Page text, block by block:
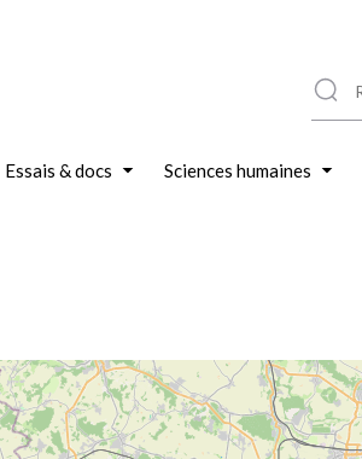
Essais & docs Sciences humaines